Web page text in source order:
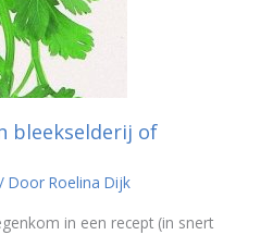
bleekselderij of
/ Door Roelina Dijk
in een recept (in snert